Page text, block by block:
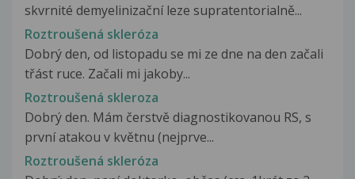
skvrnité demyelinizační leze supratentorialně...
Roztroušená skleróza
Dobrý den, od listopadu se mi ze dne na den začali
třást ruce. Začali mi jakoby...
Roztroušená skleroza
Dobrý den. Mám čerstvě diagnostikovanou RS, s
první atakou v květnu (nejprve...
Roztroušená skleróza